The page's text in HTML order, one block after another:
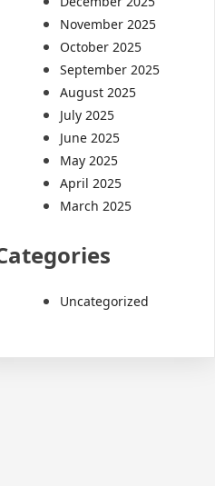
November 2025
October 2025
September 2025
August 2025
July 2025
June 2025
May 2025
April 2025
March 2025
Uncategorized